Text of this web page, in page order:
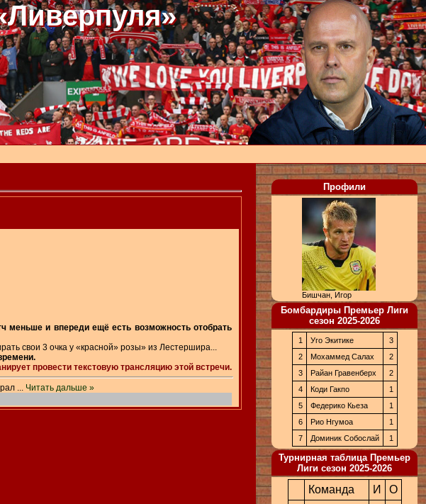
меньше и впереди ещё есть возможность отобрать
свои 3 очка у «красной» розы» из Лестершира...
провести текстовую трансляцию этой встречи.
Читать дальше »
Профили
Бишчан, Игор
Бомбардиры Премьер Лиги
сезон 2025-2026
1 Уго Экитике
3
2
Мохаммед Салах
2
3
Райан Гравенберх
2
4
Коди Гакпо
1
5
Федерико Кьеза
1
6
Рио Нгумоа
1
7
Доминик Собослай 1
Турнирная таблица Премьер
Лиги сезон 2025-2026
Команда И О